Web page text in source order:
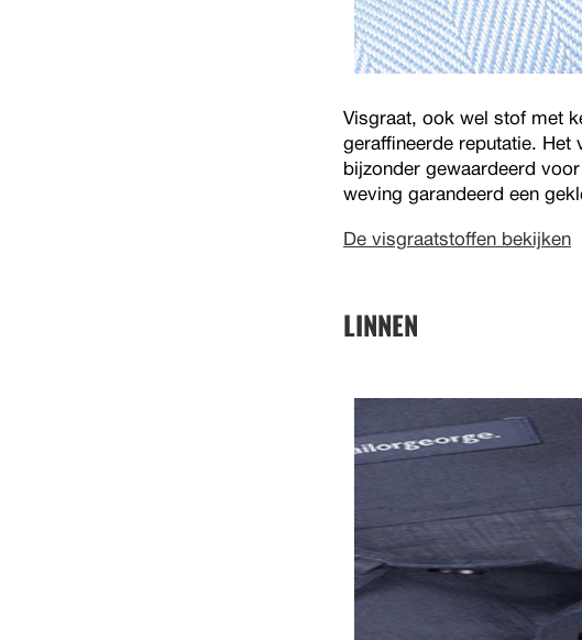
Visgraat, ook wel stof met
geraffineerde reputatie. Het
bijzonder gewaardeerd
weving garandeerd een
De visgraatstoffen bekijken
LINNEN